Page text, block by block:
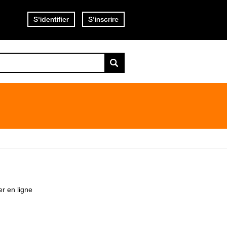
S'identifier S'inscrire
en ligne